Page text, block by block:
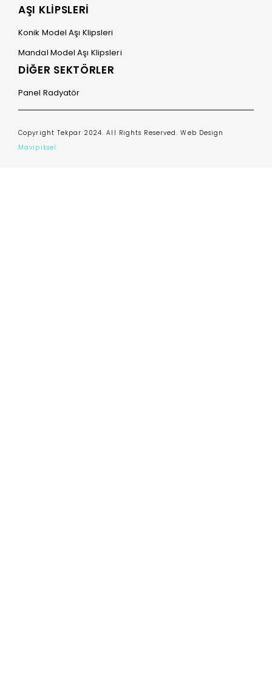
AŞI KLİPSLERİ
Konik Model Aşı Klipsleri
Mandal Model Aşı Klipsleri
DİĞER SEKTÖRLER
Panel Radyatör
Copyright Tekpar 2024. All Rights Reserved. Web Design
Mavipiksel.